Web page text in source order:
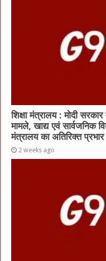
शिक्षा मंत्रालय : मोदी
मामले, खाद्य एवं सार्वजनिक
मंत्रालय का अतिरिक्त प्रभार
2 weeks ago